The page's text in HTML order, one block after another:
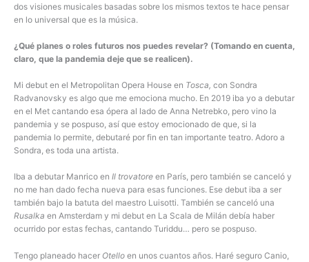
dos visiones musicales basadas sobre los mismos textos te hace pensar
en lo universal que es la música.
¿Qué planes o roles futuros nos puedes revelar? (Tomando en cuenta,
claro, que la pandemia deje que se realicen).
Mi debut en el Metropolitan Opera House en Tosca, con Sondra
Radvanovsky es algo que me emociona mucho. En 2019 iba yo a debutar
en el Met cantando esa ópera al lado de Anna Netrebko, pero vino la
pandemia y se pospuso, así que estoy emocionado de que, si la
pandemia lo permite, debutaré por fin en tan importante teatro. Adoro a
Sondra, es toda una artista.
Iba a debutar Manrico en Il trovatore en París, pero también se canceló y
no me han dado fecha nueva para esas funciones. Ese debut iba a ser
también bajo la batuta del maestro Luisotti. También se canceló una
Rusalka en Amsterdam y mi debut en La Scala de Milán debía haber
ocurrido por estas fechas, cantando Turiddu… pero se pospuso.
Tengo planeado hacer Otello en unos cuantos años. Haré seguro Canio,